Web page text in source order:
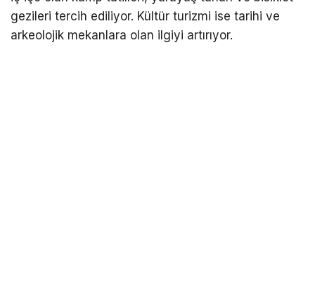
gezileri tercih ediliyor. Kültür turizmi ise tarihi ve
arkeolojik mekanlara olan ilgiyi artırıyor.